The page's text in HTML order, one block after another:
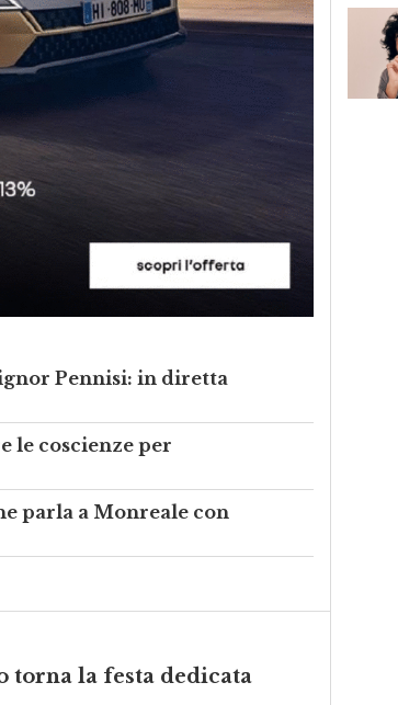
Pennisi: in diretta
coscienze per
parla a Monreale con
la festa dedicata